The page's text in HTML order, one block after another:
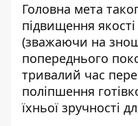
Головна мета
підвищення якості
(зважаючи на
попереднього
тривалий час
поліпшення
їхньої зручності